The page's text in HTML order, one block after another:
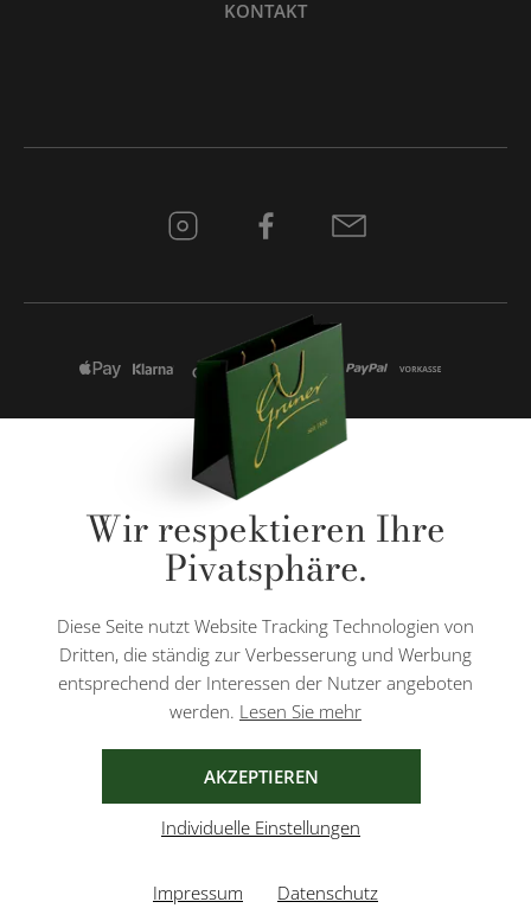
KONTAKT
* Alle Preise inkl. gesetzl. Mehrwertsteuer zzgl.
Nachnahmegebühren, wenn nicht anders angegeben.
Diese Website ist durch reCAPTCHA geschützt und es gelten die
Wir respektieren Ihre
Pivatsphäre.
Diese Seite nutzt Website Tracking Technologien von
Dritten, die ständig zur Verbesserung und Werbung
entsprechend der Interessen der Nutzer angeboten
werden. Lesen Sie mehr
AKZEPTIEREN
Individuelle Einstellungen
Impressum Datenschutz